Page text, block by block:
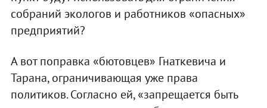
собраний экологов и работников «опасных»
предприятий?
А вот поправка «бютовцев» Гнаткевича и
Тарана, ограничивающая уже права
политиков. Согласно ей, «запрещается быть